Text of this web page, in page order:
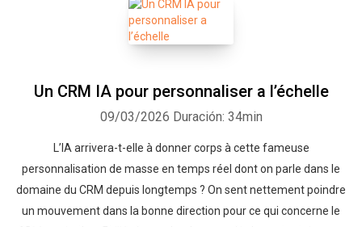
Un CRM IA pour personnaliser a l’échelle
09/03/2026 Duración: 34min
L’IA arrivera-t-elle à donner corps à cette fameuse
personnalisation de masse en temps réel dont on parle dans le
domaine du CRM depuis longtemps ? On sent nettement poindre
un mouvement dans la bonne direction pour ce qui concerne le